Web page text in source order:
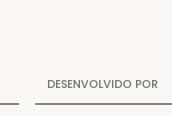
DESENVOLVIDO POR